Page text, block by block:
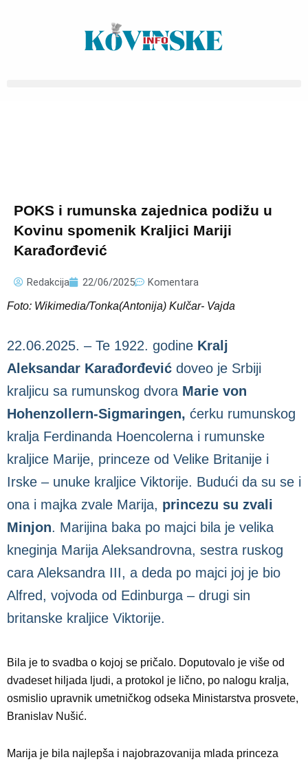
POKS i rumunska zajednica podižu u
Kovinu spomenik Kraljici Mariji
Karađorđević
Redakcija 22/06/2025 Komentara
Foto: Wikimedia/Tonka(Antonija) Kulčar- Vajda
22.06.2025. – Te 1922. godine Kralj
Aleksandar Karađorđević doveo je Srbiji
kraljicu sa rumunskog dvora Marie von
Hohenzollern-Sigmaringen, ćerku rumunskog
kralja Ferdinanda Hoencolerna i rumunske
kraljice Marije, princeze od Velike Britanije i
Irske – unuke kraljice Viktorije. Budući da su se i
ona i majka zvale Marija, princezu su zvali
Minjon. Marijina baka po majci bila je velika
kneginja Marija Aleksandrovna, sestra ruskog
cara Aleksandra III, a deda po majci joj je bio
Alfred, vojvoda od Edinburga – drugi sin
britanske kraljice Viktorije.
Bila je to svadba o kojoj se pričalo. Doputovalo je više od
dvadeset hiljada ljudi, a protokol je lično, po nalogu kralja,
osmislio upravnik umetničkog odseka Ministarstva prosvete,
Branislav Nušić.
Marija je bila najlepša i najobrazovanija mlada princeza